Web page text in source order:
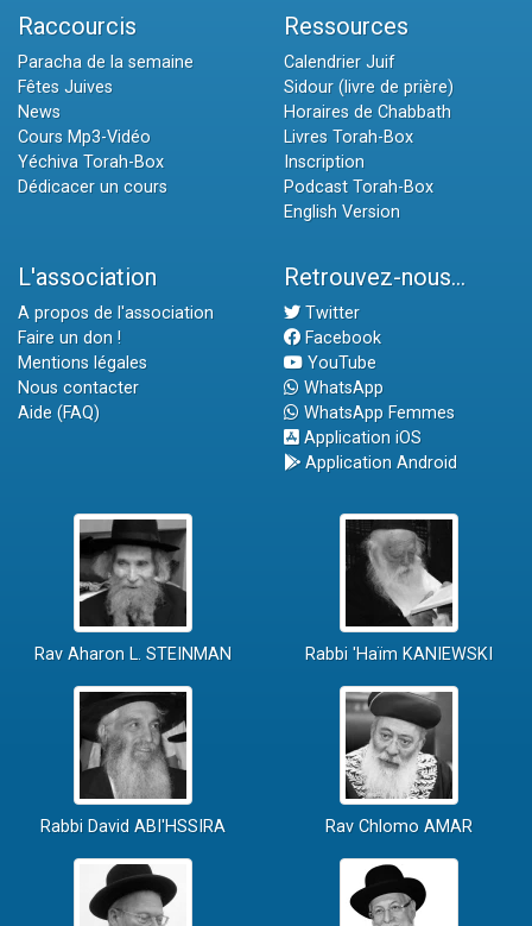
Raccourcis
Paracha de la semaine
Fêtes Juives
News
Cours Mp3-Vidéo
Yéchiva Torah-Box
Dédicacer un cours
Ressources
Calendrier Juif
Sidour (livre de prière)
Horaires de Chabbath
Livres Torah-Box
Inscription
Podcast Torah-Box
English Version
L'association
A propos de l'association
Faire un don !
Mentions légales
Nous contacter
Aide (FAQ)
Retrouvez-nous...
Twitter
Facebook
YouTube
WhatsApp
WhatsApp Femmes
Application iOS
Application Android
Rav Aharon L. STEINMAN Rabbi 'Haïm KANIEWSKI
Rabbi David ABI'HSSIRA Rav Chlomo AMAR